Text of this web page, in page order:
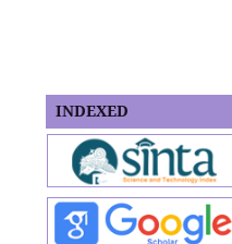
INDEXED